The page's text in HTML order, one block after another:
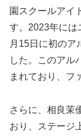
園スクールアイ
す。2023年には
月15日に初のア
した。このアル
まれており、フ
さらに、相良茉
おり、ステージ